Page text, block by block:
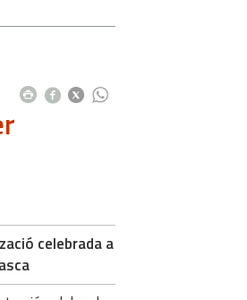
celebrada a